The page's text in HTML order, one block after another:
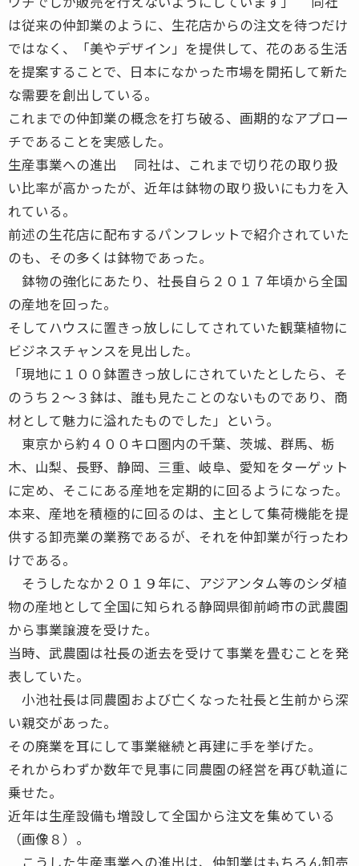
は従来の仲卸業のように、生花店からの注文を待つだけ
ではなく、「美やデザイン」を提供して、花のある生活
を提案することで、日本になかった市場を開拓して新た
な需要を創出している。
これまでの仲卸業の概念を打ち破る、画期的なアプロー
チであることを実感した。
生産事業への進出 同社は、これまで切り花の取り扱
い比率が高かったが、近年は鉢物の取り扱いにも力を入
れている。
前述の生花店に配布するパンフレットで紹介されていた
のも、その多くは鉢物であった。
鉢物の強化にあたり、社長自ら２０１７年頃から全国
の産地を回った。
そしてハウスに置きっ放しにしてされていた観葉植物に
ビジネスチャンスを見出した。
「現地に１００鉢置きっ放しにされていたとしたら、そ
のうち２～３鉢は、誰も見たことのないものであり、商
材として魅力に溢れたものでした」という。
東京から約４００キロ圏内の千葉、茨城、群馬、栃
木、山梨、長野、静岡、三重、岐阜、愛知をターゲット
に定め、そこにある産地を定期的に回るようになった。
本来、産地を積極的に回るのは、主として集荷機能を提
供する卸売業の業務であるが、それを仲卸業が行ったわ
けである。
そうしたなか２０１９年に、アジアンタム等のシダ植
物の産地として全国に知られる静岡県御前崎市の武農園
から事業譲渡を受けた。
当時、武農園は社長の逝去を受けて事業を畳むことを発
表していた。
小池社長は同農園および亡くなった社長と生前から深
い親交があった。
その廃業を耳にして事業継続と再建に手を挙げた。
それからわずか数年で見事に同農園の経営を再び軌道に
乗せた。
近年は生産設備も増設して全国から注文を集めている
（画像８）。
こうした生産事業への進出は、仲卸業はもちろん卸売